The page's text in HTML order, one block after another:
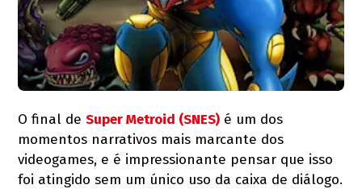
O final deSuper Metroid (SNES) é um dos
momentos narrativos mais marcante dos
videogames, e é impressionante pensar que isso
foi atingido sem um único uso da caixa de diálogo.